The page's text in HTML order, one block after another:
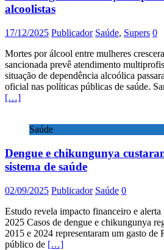
alcoolistas
17/12/2025 Publicador Saúde, Supers 0
Mortes por álcool entre mulheres
sancionada prevê atendimento
situação de dependência alcoólica
oficial nas políticas públicas de saúde.
[…]
Saúde
Dengue e chikungunya
sistema de saúde
02/09/2025 Publicador Saúde 0
Estudo revela impacto financeiro e alerta
2025 Casos de dengue e chikungunya
2015 e 2024 representaram um gasto de
público de […]